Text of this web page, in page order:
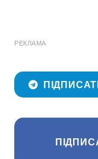
РЕКЛАМА